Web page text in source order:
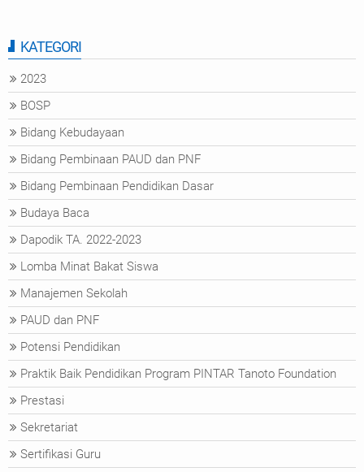
KATEGORI
2023
BOSP
Bidang Kebudayaan
Bidang Pembinaan PAUD dan PNF
Bidang Pembinaan Pendidikan Dasar
Budaya Baca
Dapodik TA. 2022-2023
Lomba Minat Bakat Siswa
Manajemen Sekolah
PAUD dan PNF
Potensi Pendidikan
Praktik Baik Pendidikan Program PINTAR Tanoto Foundation
Prestasi
Sekretariat
Sertifikasi Guru